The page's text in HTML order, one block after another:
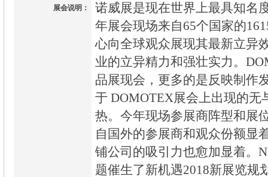
展会说明：
诺威展是现在世界上最具知名
年展会现场来自65个国家的
心向全球观众展现其最新立异
业的立异精力和强壮实力。
品展现会，更多的是反映制作
于 DOMOTEX展会上出现的无
热。今年现场参展商阵型和展
自国外的参展商和观众份额显
铺公司的吸引力也愈加显着。
题催生了新机遇2018新展览规